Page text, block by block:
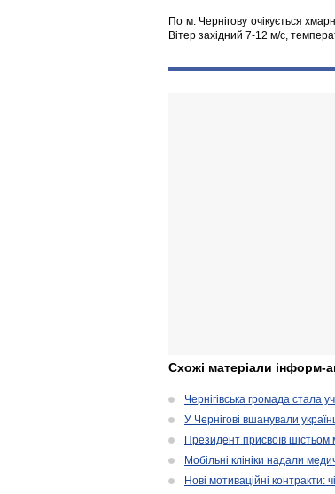
По м. Чернігову очікується
Вітер західний 7-12 м/с,
Схожі матеріали інформ-
Чернігівська громада стала
У Чернігові вшанували
Президент присвоїв
Мобільні клініки надали
Нові мотиваційні контракти: